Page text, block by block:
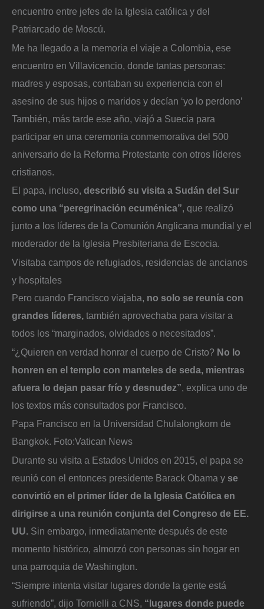
encuentro entre jefes de la Iglesia católica y del
Patriarcado de Moscú.
Me ha llegado a la memoria el viaje a Colombia, ese
encuentro en Villavicencio, donde tantas personas:
madres y esposas, contaban su experiencia con el
asesino de sus hijos o maridos y decían ‘yo lo perdono’
También, más tarde ese año, viajó a Suecia para
participar en una ceremonia conmemorativa del 500
aniversario de la Reforma Protestante con otros líderes
cristianos.
El papa, incluso, describió su visita a Sudán del Sur
como una “peregrinación ecuménica”, que realizó
junto a los líderes de la Comunión Anglicana mundial y el
moderador de la Iglesia Presbiteriana de Escocia.
Visitaba campos de refugiados, residencias de ancianos
y hospitales
Pero cuando Francisco viajaba, no solo se reunía con
grandes líderes, también aprovechaba para visitar a
todos los “marginados, olvidados o necesitados”.
“¿Quieren en verdad honrar el cuerpo de Cristo? No lo
honren en el templo con manteles de seda, mientras
afuera lo dejan pasar frío y desnudez” , explica uno de
los textos más consultados por Francisco.
Papa Francisco en la Universidad Chulalongkorn de
Bangkok. Foto:Vatican News
Durante su visita a Estados Unidos en 2015, el papa se
reunió con el entonces presidente Barack Obama y se
convirtió en el primer líder de la Iglesia Católica en
dirigirse a una reunión conjunta del Congreso de EE.
UU. Sin embargo, inmediatamente después de este
momento histórico, almorzó con personas sin hogar en
una parroquia de Washington.
“Siempre intenta visitar lugares donde la gente está
sufriendo”, dijo Tornielli a CNS, “lugares donde puede